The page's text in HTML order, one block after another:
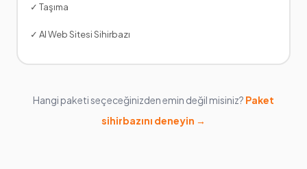
✓ Taşıma
✓ AI Web Sitesi Sihirbazı
Hangi paketi seçeceğinizden emin değil misiniz? Paket
sihirbazını deneyin →